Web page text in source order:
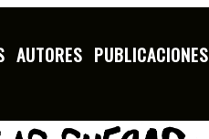
AUTORES PUBLICACIONES